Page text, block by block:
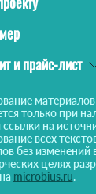
и прайс-лист
материалов
только при
ссылки на
всех
без изменений
целях
microbius.ru.